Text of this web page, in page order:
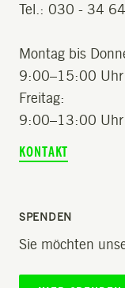
Tel.: 030 - 34
Montag bis
9:00–15:00 Uhr
Freitag:
9:00–13:00 Uhr
KONTAKT
SPENDEN
Sie möchten